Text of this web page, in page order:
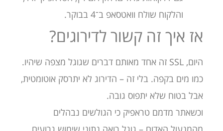
והלקוח שולח וואטסאפ ב־4 בבוקר.
אז איך זה קשור לדירוגים?
היום, SSL זה אחד מאותם דברים שגוגל מצפה שיהיו.
כמו מים בקפה. בלי זה – הדירוג לא יתרסק אוטומטית,
אבל בטוח שלא יתפוס גובה.
וכשאתר מדמם טראפיק כי הגולשים נבהלים